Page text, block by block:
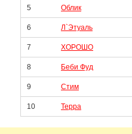
5 Облик
6 Л`Этуаль
7 ХОРОШО
8 Беби Фуд
9 Стим
10 Терра